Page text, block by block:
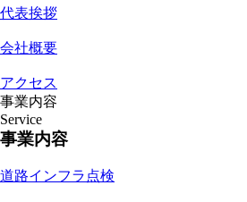
代表挨拶
会社概要
アクセス
事業内容
Service
事業内容
道路インフラ点検